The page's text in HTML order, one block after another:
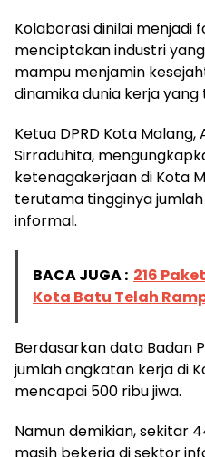
Kolaborasi dinilai menjadi
menciptakan industri
mampu menjamin
dinamika dunia kerja
Ketua DPRD Kota
Sirraduhita,
ketenagakerjaan di Kota
terutama tingginya
informal.
BACA JUGA : 216
Kota Batu Telah
Berdasarkan data Badan
jumlah angkatan kerja di
mencapai 500 ribu jiwa.
Namun demikian, sekitar
masih bekerja di sektor